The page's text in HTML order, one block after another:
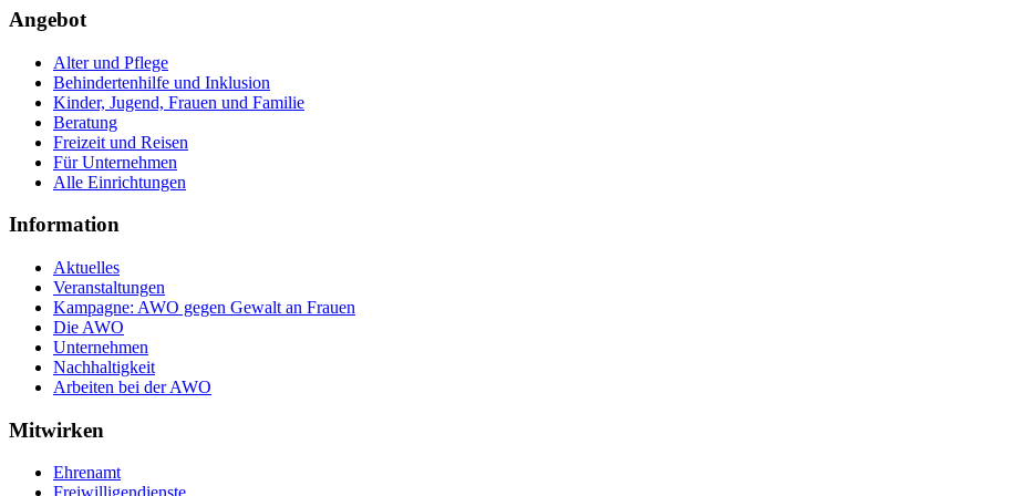
Angebot
Alter und Pflege
Behindertenhilfe und Inklusion
Kinder, Jugend, Frauen und Familie
Beratung
Freizeit und Reisen
Für Unternehmen
Alle Einrichtungen
Information
Aktuelles
Veranstaltungen
Kampagne: AWO gegen Gewalt an Frauen
Die AWO
Unternehmen
Nachhaltigkeit
Arbeiten bei der AWO
Mitwirken
Ehrenamt